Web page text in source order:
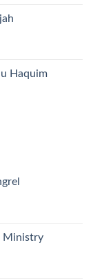
Haquim
Ministry